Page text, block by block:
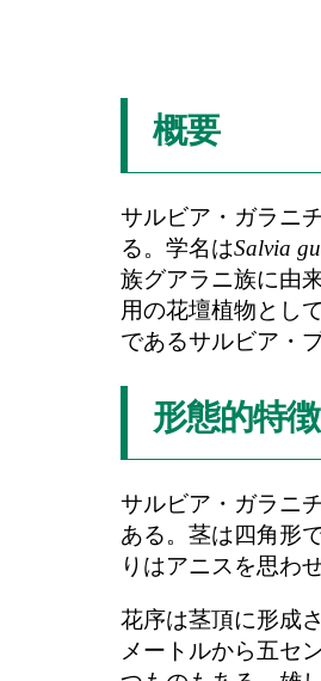
概要
サルビア・ガラニ
る。学名はSalvia
族グアラニ族に由
用の花壇植物とし
であるサルビア・
形態的特徴
サルビア・ガラニ
ある。茎は四角形
りはアニスを思わ
花序は茎頂に形成
メートルから五セ